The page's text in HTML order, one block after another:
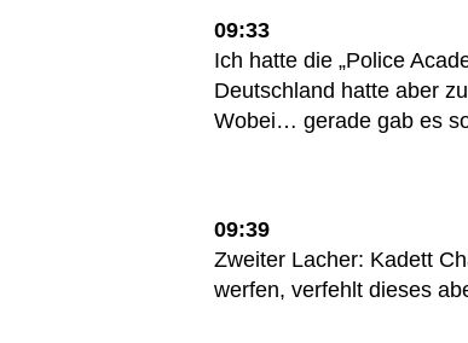
09:33
Ich hatte die „Police
Deutschland hatte aber
Wobei… gerade gab es
09:39
Zweiter Lacher: Kadett
werfen, verfehlt dieses